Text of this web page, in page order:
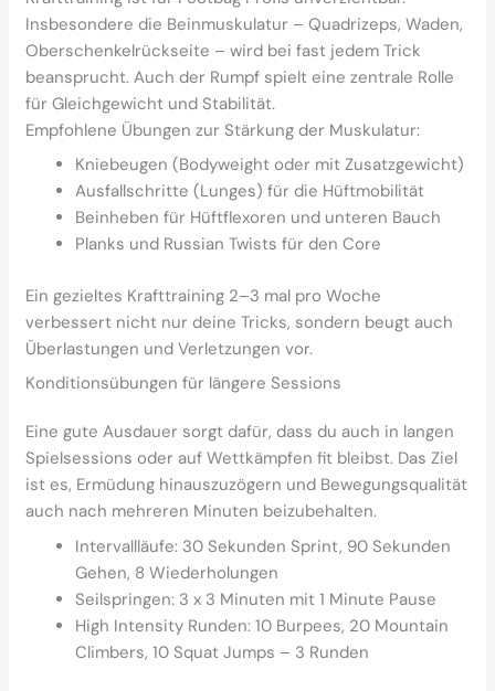
Insbesondere die Beinmuskulatur – Quadrizeps, Waden,
Oberschenkelrückseite – wird bei fast jedem Trick
beansprucht. Auch der Rumpf spielt eine zentrale Rolle
für Gleichgewicht und Stabilität.
Empfohlene Übungen zur Stärkung der Muskulatur:
Kniebeugen (Bodyweight oder mit Zusatzgewicht)
Ausfallschritte (Lunges) für die Hüftmobilität
Beinheben für Hüftflexoren und unteren Bauch
Planks und Russian Twists für den Core
Ein gezieltes Krafttraining 2–3 mal pro Woche
verbessert nicht nur deine Tricks, sondern beugt auch
Überlastungen und Verletzungen vor.
Konditionsübungen für längere Sessions
Eine gute Ausdauer sorgt dafür, dass du auch in langen
Spielsessions oder auf Wettkämpfen fit bleibst. Das Ziel
ist es, Ermüdung hinauszuzögern und Bewegungsqualität
auch nach mehreren Minuten beizubehalten.
Intervallläufe: 30 Sekunden Sprint, 90 Sekunden
Gehen, 8 Wiederholungen
Seilspringen: 3 x 3 Minuten mit 1 Minute Pause
High Intensity Runden: 10 Burpees, 20 Mountain
Climbers, 10 Squat Jumps – 3 Runden